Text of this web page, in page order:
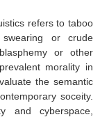
refers to taboo
or crude
or other
morality in
the semantic
soceity.
and cyberspace,